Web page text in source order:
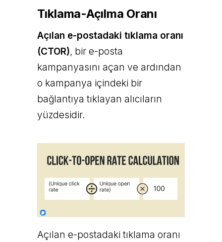
Tıklama-Açılma Oranı
Açılan e-postadaki tıklama oranı
(CTOR), bir e-posta
kampanyasını açan ve ardından
o kampanya içindeki bir
bağlantıya tıklayan alıcıların
yüzdesidir.
Açılan e-postadaki tıklama oranı